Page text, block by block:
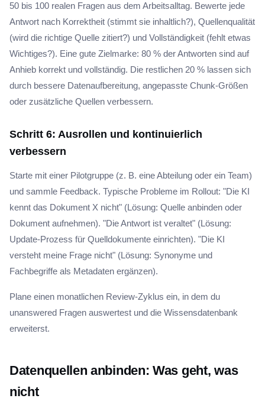
50 bis 100 realen Fragen aus dem Arbeitsalltag. Bewerte jede
Antwort nach Korrektheit (stimmt sie inhaltlich?), Quellenqualität
(wird die richtige Quelle zitiert?) und Vollständigkeit (fehlt etwas
Wichtiges?). Eine gute Zielmarke: 80 % der Antworten sind auf
Anhieb korrekt und vollständig. Die restlichen 20 % lassen sich
durch bessere Datenaufbereitung, angepasste Chunk-Größen
oder zusätzliche Quellen verbessern.
Schritt 6: Ausrollen und kontinuierlich
verbessern
Starte mit einer Pilotgruppe (z. B. eine Abteilung oder ein Team)
und sammle Feedback. Typische Probleme im Rollout: "Die KI
kennt das Dokument X nicht" (Lösung: Quelle anbinden oder
Dokument aufnehmen). "Die Antwort ist veraltet" (Lösung:
Update-Prozess für Quelldokumente einrichten). "Die KI
versteht meine Frage nicht" (Lösung: Synonyme und
Fachbegriffe als Metadaten ergänzen).
Plane einen monatlichen Review-Zyklus ein, in dem du
unanswered Fragen auswertest und die Wissensdatenbank
erweiterst.
Datenquellen anbinden: Was geht, was
nicht